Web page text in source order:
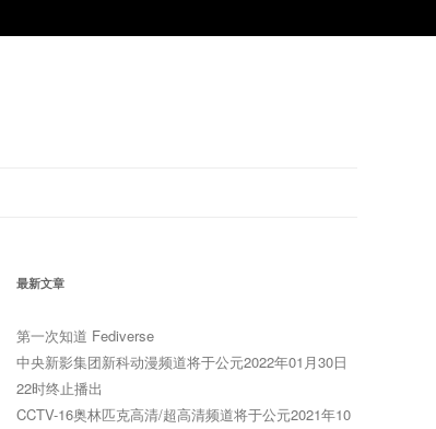
最新文章
第一次知道 Fediverse
中央新影集团新科动漫频道将于公元2022年01月30日
22时终止播出
CCTV-16奥林匹克高清/超高清频道将于公元2021年10